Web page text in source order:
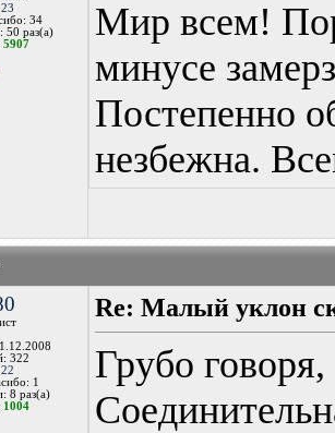
23
34
50 раз(а)
5907
Мир всем!
минусе
Постепенно
незбежна.
322
22
1
8 раз(а)
1004
Re: Малый уклон
Грубо